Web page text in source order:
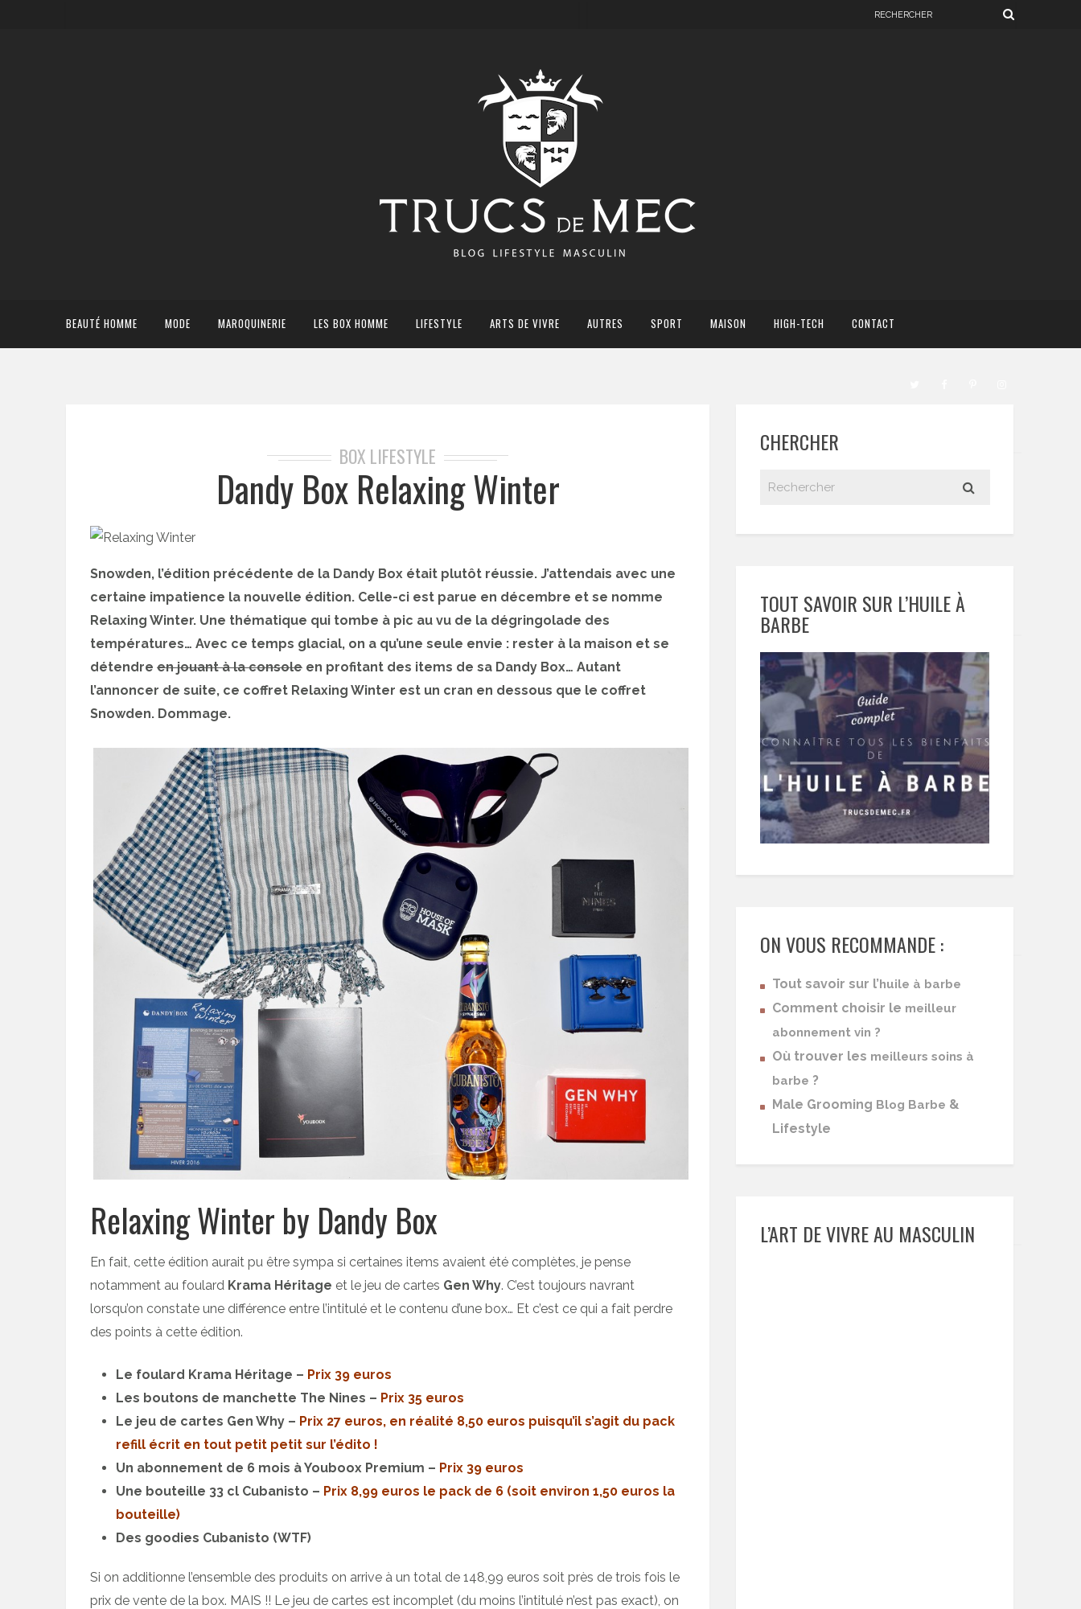
BEAUTÉ HOMME MODE MAROQUINERIE LES BOX HOMME LIFESTYLE ARTS DE VIVRE AUTRES SPORT MAISON HIGH-TECH CONTACT
BOX LIFESTYLE
Dandy Box Relaxing Winter
Snowden, l’édition précédente de la Dandy Box était plutôt réussie. J’attendais avec une
certaine impatience la nouvelle édition. Celle-ci est parue en décembre et se nomme
Relaxing Winter. Une thématique qui tombe à pic au vu de la dégringolade des
températures… Avec ce temps glacial, on a qu’une seule envie : rester à la maison et se
détendre en jouant à la console en profitant des items de sa Dandy Box… Autant
l’annoncer de suite, ce coffret Relaxing Winter est un cran en dessous que le coffret
Snowden. Dommage.
Relaxing Winter by Dandy Box
En fait, cette édition aurait pu être sympa si certaines items avaient été complètes, je pense
notamment au foulard Krama Héritage et le jeu de cartes Gen Why. C’est toujours navrant
lorsqu’on constate une différence entre l’intitulé et le contenu d’une box… Et c’est ce qui a fait perdre
des points à cette édition.
Le foulard Krama Héritage – Prix 39 euros
Les boutons de manchette The Nines – Prix 35 euros
Le jeu de cartes Gen Why – Prix 27 euros, en réalité 8,50 euros puisqu’il s’agit du pack
refill écrit en tout petit petit sur l’édito !
Un abonnement de 6 mois à Youboox Premium – Prix 39 euros
Une bouteille 33 cl Cubanisto – Prix 8,99 euros le pack de 6 (soit environ 1,50 euros la
bouteille)
Des goodies Cubanisto (WTF)
Si on additionne l’ensemble des produits on arrive à un total de 148,99 euros soit près de trois fois le
prix de vente de la box. MAIS !! Le jeu de cartes est incomplet (du moins l’intitulé n’est pas exact), on
CHERCHER
TOUT SAVOIR SUR L’HUILE À
BARBE
ON VOUS RECOMMANDE :
Tout savoir sur l’ huile à barbe
Comment choisir le meilleur
abonnement vin ?
Où trouver les meilleurs soins à
barbe ?
Male Grooming Blog Barbe &
Lifestyle
L’ART DE VIVRE AU MASCULIN